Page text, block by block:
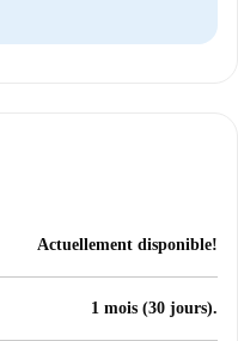
Actuellement disponible!
1 mois (30 jours).